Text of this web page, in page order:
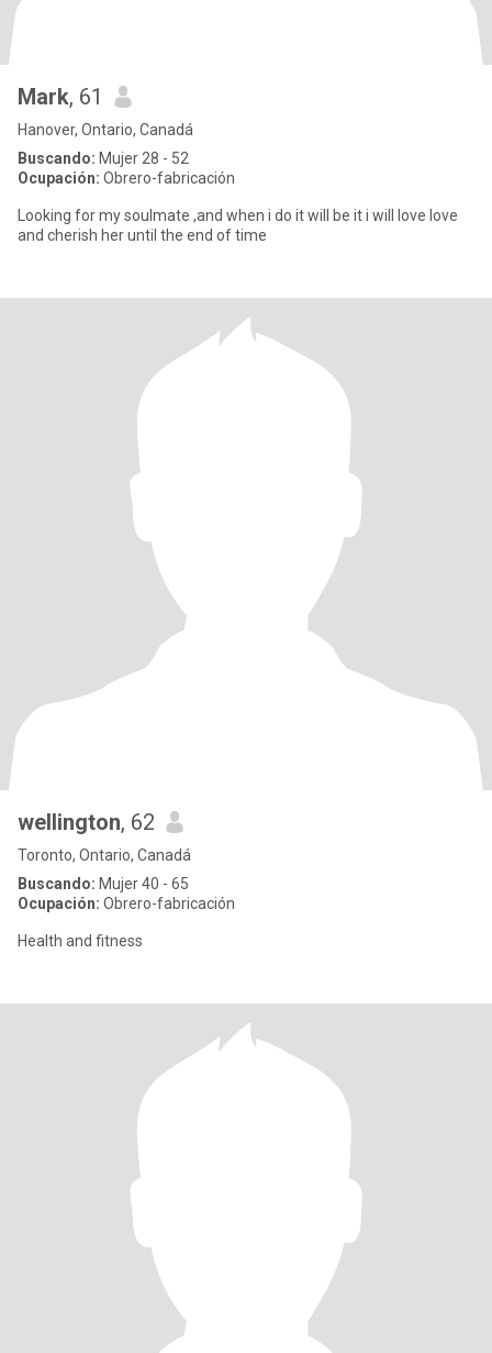
Mark, 61
Hanover, Ontario, Canadá
Buscando: Mujer 28 - 52
Ocupación: Obrero-fabricación
Looking for my soulmate ,and when i do it will be it i will love love
and cherish her until the end of time
wellington, 62
Toronto, Ontario, Canadá
Buscando: Mujer 40 - 65
Ocupación: Obrero-fabricación
Health and fitness